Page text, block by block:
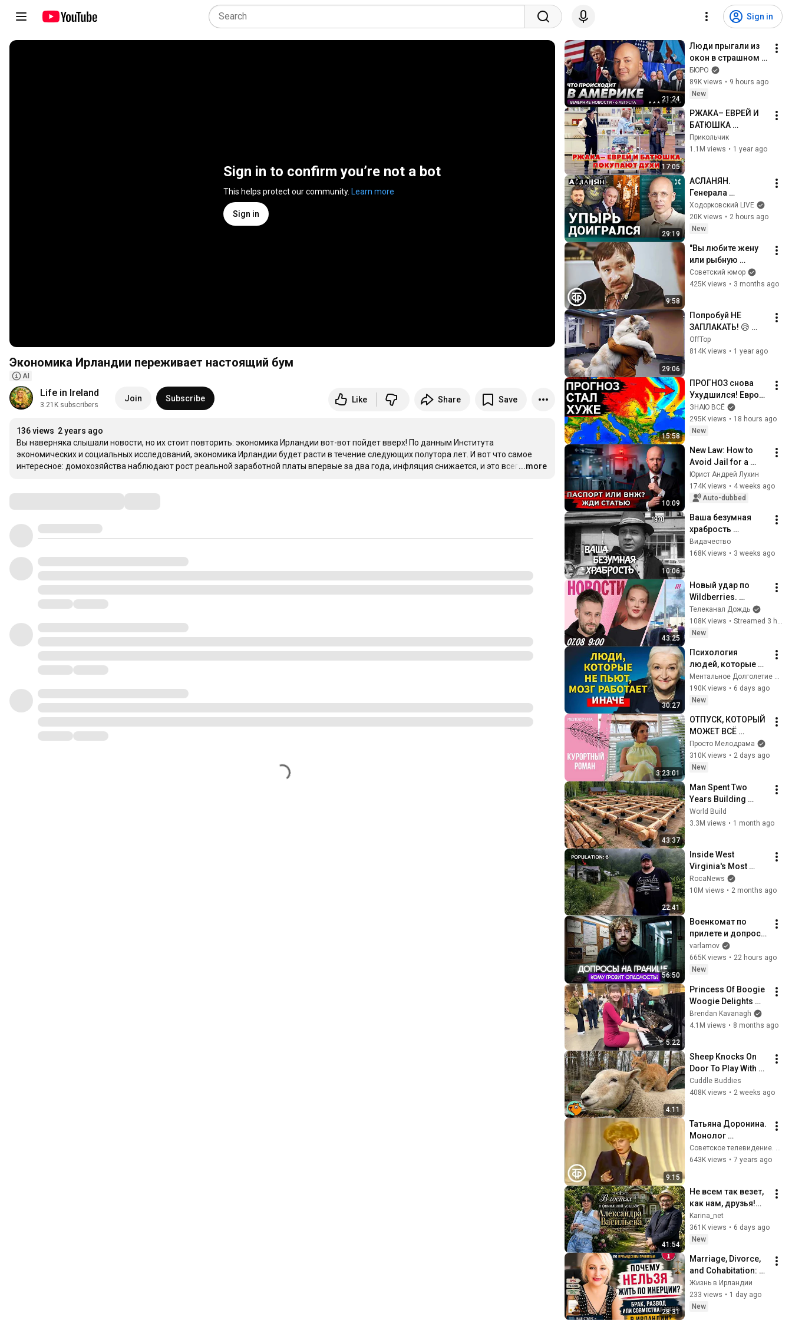
Sign in
Sign in to confirm you’re not a bot
This helps protect our community. Learn more
Sign in
Экономика Ирландии переживает настоящий бум
AI
Life in Ireland
3.21K subscribers
Join Subscribe Like Share Save
136 views 2 years ago
Вы наверняка слышали новости, но их стоит повторить: экономика Ирландии вот-вот пойдет вверх! По данным Института
экономических и социальных исследований, экономика Ирландии будет расти в течение следующих полутора лет. И вот что самое
интересное: домохозяйства наблюдают рост реальной заработной платы впервые за два года, инфляция снижается, и это всегда ...more
21:24
Люди прыгали из
окон в страшном
пожаре, атака
хакеров на
водопроводную
БЮРО
89K views • 9 hours ago
New
17:05
РЖАКА– ЕВРЕЙ И
БАТЮШКА
ПОКУПАЮТ ДУХИ
Прикольчик
1.1M views • 1 year ago
29:19
АСЛАНЯН.
Генерала
прикопали тайком.
Погибнем всем
миром. Авто в
Ходорковский LIVE
20K views • 2 hours ago
New
9:58
"Вы любите жену
или рыбную
ловлю?" Михаил
Светин в комедии
Советский юмор
425K views • 3 months ago
29:06
Попробуй НЕ
ЗАПЛАКАТЬ! 😥
Встречи Животных
с Хозяевами После
OffTop
814K views • 1 year ago
15:58
ПРОГНОЗ снова
Ухудшился! Европу
и Россию ждут
резкие перемены.
Новый удар на
ЗНАЮ ВСЁ
295K views • 18 hours ago
New
10:09
New Law: How to
Avoid Jail for a
Second Passport or
Residence Permit
Юрист Андрей Лухин
174K views • 4 weeks ago
Auto-dubbed
10:06
Ваша безумная
храбрость
(короткометражн
ый фильм, 1970)
Видачество
168K views • 3 weeks ago
43:25
Новый удар по
Wildberries.
Навальная
призвала
голосовать за
предложили
отменить
Телеканал Дождь
108K views •
New
30:27
Психология
людей, которые НЕ
пьют алкоголь
(согласно
нейронауке) |
Черниговская
Ментальное Долголетие and 2 more
190K views • 6 days ago
New
3:23:01
ОТПУСК, КОТОРЫЙ
МОЖЕТ ВСЁ
ИЗМЕНИТЬ!
Курортный роман.
Все серии
Просто Мелодрама
310K views • 2 days ago
New
43:37
Man Spent Two
Years Building
HUGE Wooden
House for his
@bjornbrenton
World Build
3.3M views • 1 month ago
22:41
Inside West
Virginia's Most
Remote Holler
RocaNews
10M views • 2 months ago
56:50
Военкомат по
прилете и допросы
ФСБ. Как
проверяют на
границе? | Советы
Россию
varlamov
665K views • 22 hours ago
New
5:22
Princess Of Boogie
Woogie Delights
Everyone
Brendan Kavanagh
4.1M views • 8 months ago
4:11
Sheep Knocks On
Door To Play With
Cat Friend | Cuddle
Buddies
Cuddle Buddies
408K views • 2 weeks ago
9:15
Татьяна Доронина.
Монолог
инструктора по
туризму. Встреча в
Советское телевидение. ГОСТЕЛЕРАДИОФОНД
643K views • 7 years ago
41:54
Не всем так везет,
как нам, друзья!
Мы в фамильном
поместье
Александра
.
Karina_net
361K views • 6 days ago
New
28:31
Marriage, Divorce,
and Cohabitation:
Why You Can't Just
"Go With the Flow" in
Ireland
Жизнь в Ирландии
233 views • 1 day ago
New